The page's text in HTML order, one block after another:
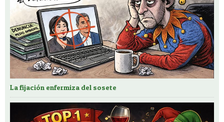
La fijación enfermiza del sosete